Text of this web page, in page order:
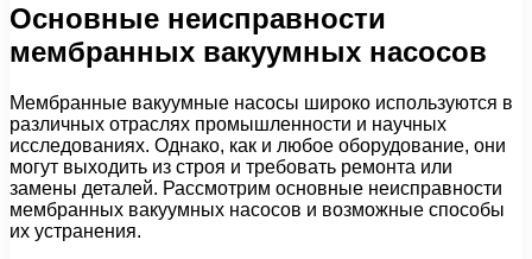
Основные неисправности
мембранных вакуумных насосов
Мембранные вакуумные насосы широко используются в
различных отраслях промышленности и научных
исследованиях. Однако, как и любое оборудование, они
могут выходить из строя и требовать ремонта или
замены деталей. Рассмотрим основные неисправности
мембранных вакуумных насосов и возможные способы
их устранения.